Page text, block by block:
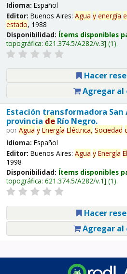
Idioma: Español
Editor: Buenos Aires: Agua y energía
estado, 1988
Disponibilidad: Ítems disponibles
topográfica: 621.374.5/A282/v.3 (1).
Hacer
Agregar al
Estación transformadora San
provincia deRío Negro.
por Agua y Energía Eléctrica, Sociedad
Idioma: Español
Editor: Buenos Aires: Agua y Energía
1998
Disponibilidad: Ítems disponibles
topográfica: 621.374.5/A282/v.1 (1).
Hacer
Agregar al